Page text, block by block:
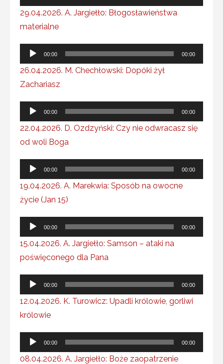
plików
dźwiękowych
29.04.2026. A. Jargiełło: Błogosławieństwa
materialne
Odtwarzacz
plików
00:00 00:00
26.04.2026. M. Chechłowski: Dopóki żył
Zachariasz
Odtwarzacz
plików
00:00 00:00
22.04.2026. D. Ozdzyński: Czy nie odwracasz się
od woli Boga
Odtwarzacz
plików
dźwiękowych
00:00 00:00
19.04.2026. A. Marekwia: Sposób na owocne
życie (Jan 15)
Odtwarzacz
plików
00:00 00:00
15.04.2026. A. Jargiełło: Samson – ataki na
poświęconego dla Pana
Odtwarzacz
plików
00:00 00:00
12.04.2026. K. Turowicz: Upadli królowie, gorliwi
królowie
Odtwarzacz
plików
00:00 00:00
08.04.2026. A. Jargiełło: Boże zaopatrzenie